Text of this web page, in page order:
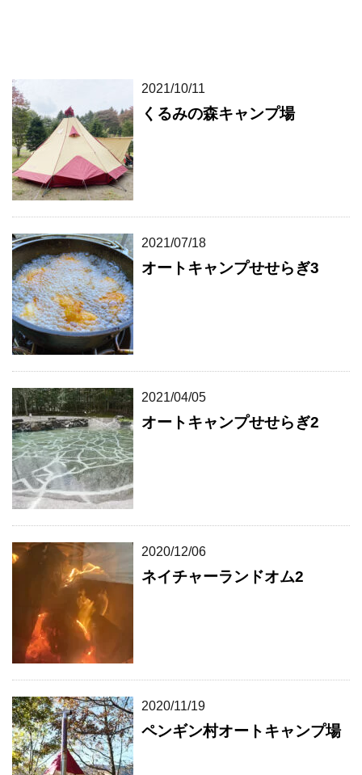
2021/10/11
くるみの森キャンプ場
2021/07/18
オートキャンプせせらぎ3
2021/04/05
オートキャンプせせらぎ2
2020/12/06
ネイチャーランドオム2
2020/11/19
ペンギン村オートキャンプ場